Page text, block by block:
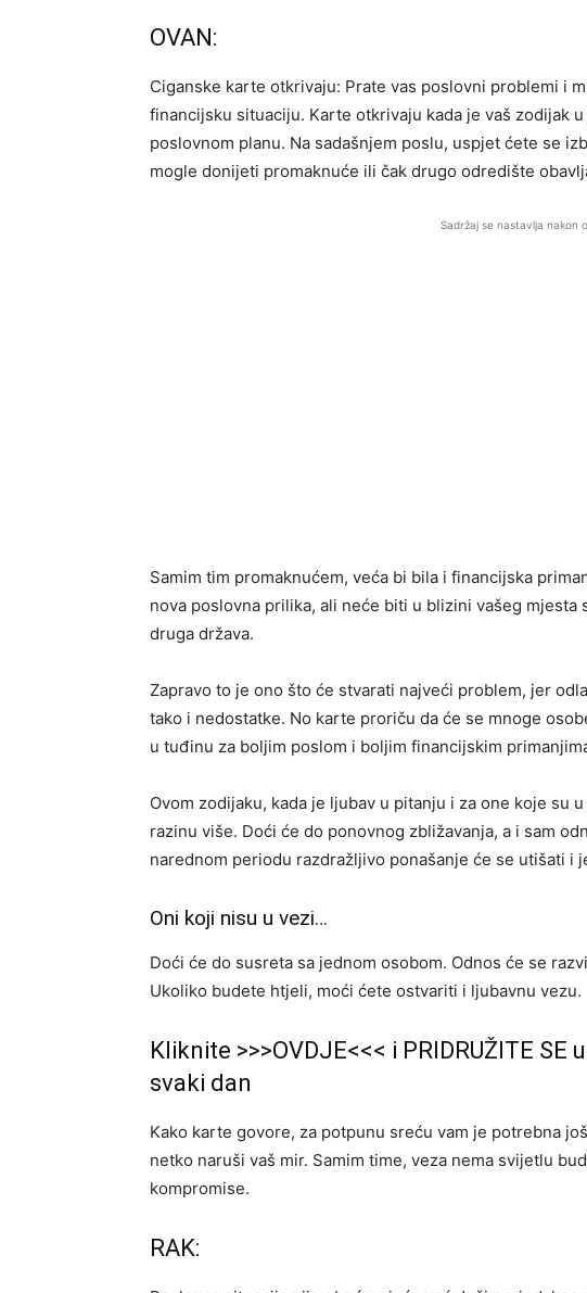
OVAN:
Ciganske karte otkrivaju: Prate vas poslovni problemi i
financijsku situaciju. Karte otkrivaju kada je vaš zodijak
poslovnom planu. Na sadašnjem poslu, uspjet ćete se
mogle donijeti promaknuće ili čak drugo odredište
Sadržaj se nastavlja nakon
Samim tim promaknućem, veća bi bila i financijska
nova poslovna prilika, ali neće biti u blizini vašeg mjesta
druga država.
Zapravo to je ono što će stvarati najveći problem, jer
tako i nedostatke. No karte proriču da će se mnoge
u tuđinu za boljim poslom i boljim financijskim
Ovom zodijaku, kada je ljubav u pitanju i za one koje su
razinu više. Doći će do ponovnog zbližavanja, a i sam
narednom periodu razdražljivo ponašanje će se utišati i
Oni koji nisu u vezi…
Doći će do susreta sa jednom osobom. Odnos će se
Ukoliko budete htjeli, moći ćete ostvariti i ljubavnu vezu.
Kliknite >>>OVDJE<<< i PRIDRUŽITE SE
svaki dan
Kako karte govore, za potpunu sreću vam je potrebna
netko naruši vaš mir. Samim time, veza nema svijetlu
kompromise.
RAK: